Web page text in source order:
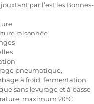
par l’est les Bonnes-
raisonnée
pneumatique,
à froid, fermentation
sans levurage et à basse
maximum 20°C